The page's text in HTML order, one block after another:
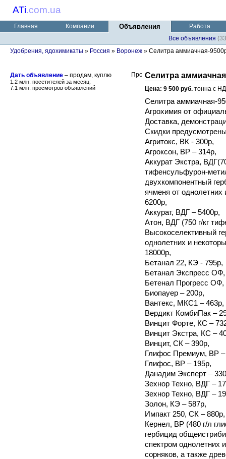
ATi.com.ua
Главная Компании Объявления
Работа
Все объявления
Удобрения, ядохимикаты » Россия » Воронеж » Селитра аммиачная-
Дать объявление – продам, куплю
1.2 млн. посетителей за месяц:
7.1 млн. просмотров объявлений
Селитра
Цена: 9 500 руб. тонна с
Селитра аммиачная-
Агрохимия от
Доставка,
Скидки
Агритокс, ВК - 300р,
Агроксон, ВР – 314р,
Аккурат Экстра,
тифенсульфурон-
двухкомпонентный
ячменя от однолетних
6200р,
Аккурат, ВДГ – 5400р,
Атон, ВДГ (750 г/кг
Высокоселективный
однолетних и
18000р,
Бетанал 22, КЭ - 795р,
Бетанал Экспресс
Бетенал Прогресс
Биопауер – 200р,
Вантекс, МКС1 – 463р,
Вердикт КомбиПак –
Винцит Форте, КС –
Винцит Экстра, КС –
Винцит, СК – 390р,
Глифос Премиум, ВР –
Глифос, ВР – 195р,
Данадим Эксперт –
Зехнор Техно, ВДГ –
Зехнор Техно, ВДГ –
Золон, КЭ – 587р,
Импакт 250, СК – 880р,
Кернел, ВР (480 г/л
гербицид
спектром однолетних
сорняков, а также